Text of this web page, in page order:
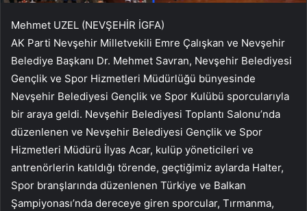
Mehmet UZEL (NEVŞEHİR İGFA)
AK Parti Nevşehir Milletvekili Emre Çalışkan ve Nevşehir
Belediye Başkanı Dr. Mehmet Savran, Nevşehir Belediyesi
Gençlik ve Spor Hizmetleri Müdürlüğü bünyesinde
Nevşehir Belediyesi Gençlik ve Spor Kulübü sporcularıyla
bir araya geldi. Nevşehir Belediyesi Toplantı Salonu’nda
düzenlenen ve Nevşehir Belediyesi Gençlik ve Spor
Hizmetleri Müdürü İlyas Acar, kulüp yöneticileri ve
antrenörlerin katıldığı törende, geçtiğimiz aylarda Halter,
Spor branşlarında düzenlenen Türkiye ve Balkan
Şampiyonası’nda dereceye giren sporcular, Tırmanma,